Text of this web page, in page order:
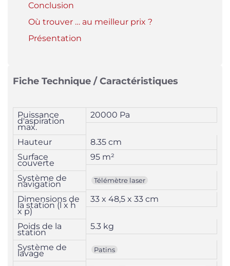
Conclusion
Où trouver … au meilleur prix ?
Présentation
Fiche Technique / Caractéristiques
Puissance
d'aspiration
max.
20000 Pa
Hauteur
8.35 cm
Surface
couverte
95 m²
Système de
navigation Télémètre laser
Dimensions de
la station (l x h
x p)
33 x 48,5 x 33 cm
Poids de la
station
5.3 kg
Système de
lavage Patins